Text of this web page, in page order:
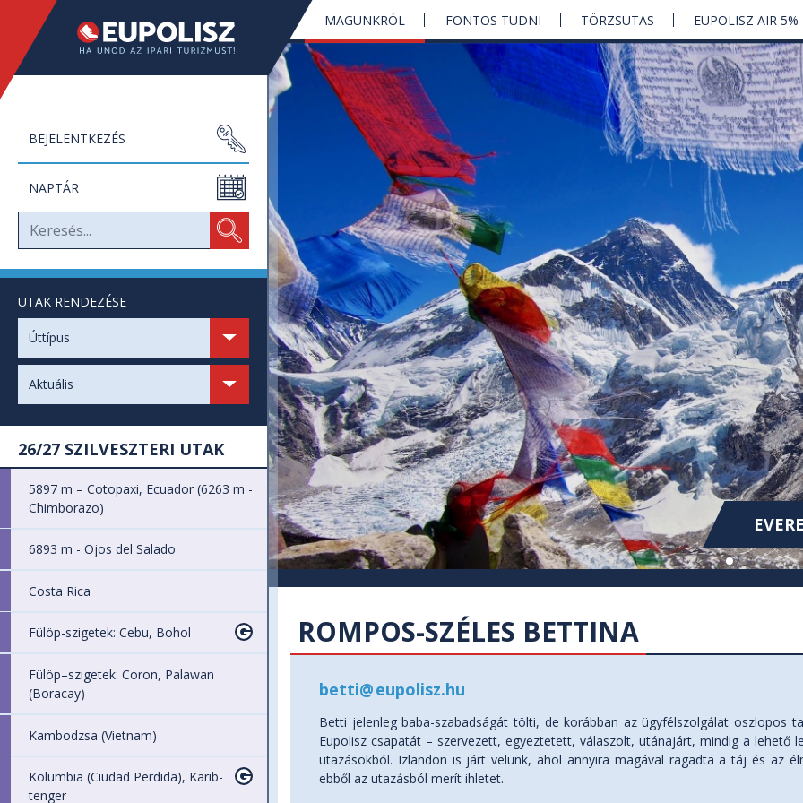
BEJELENTKEZÉS
NAPTÁR
UTAK RENDEZÉSE
Úttípus
Aktuális
26/27 SZILVESZTERI UTAK
5897 m – Cotopaxi, Ecuador (6263 m -
Chimborazo)
6893 m - Ojos del Salado
Costa Rica
Fülöp-szigetek: Cebu, Bohol
Fülöp–szigetek: Coron, Palawan
(Boracay)
Kambodzsa (Vietnam)
Kolumbia (Ciudad Perdida), Karib-
tenger
MAGUNKRÓL FONTOS TUDNI TÖRZSUTAS EUPOLISZ AIR 5%
ROMPOS-SZÉLES BETTINA
betti@eupolisz.hu
Betti jelenleg baba-szabadságát tölti, de korábban az ügyfélszolgálat oszlopos
Eupolisz csapatát – szervezett, egyeztetett, válaszolt, utánajárt, mindig a lehető
utazásokból. Izlandon is járt velünk, ahol annyira magával ragadta a táj és az
ebből az utazásból merít ihletet.